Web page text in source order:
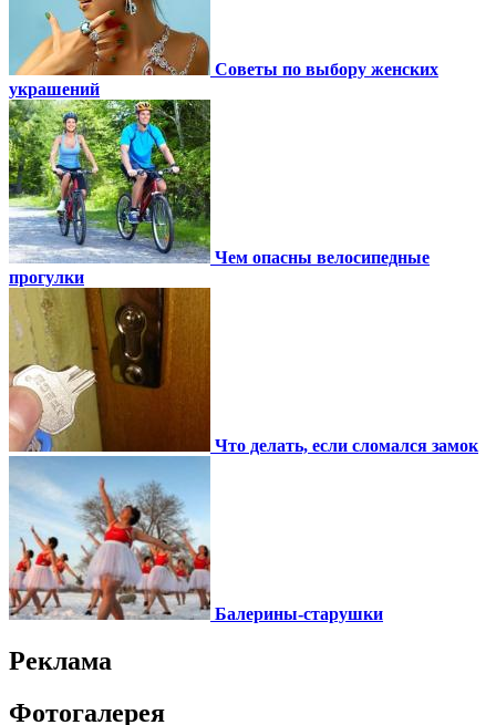
Советы по выбору женских
украшений
Чем опасны велосипедные
прогулки
Что делать, если сломался замок
Балерины-старушки
Реклама
Фотогалерея